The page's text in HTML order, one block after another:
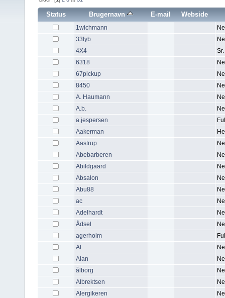
Status Brugernavn E-mail Webside
1wichmann
33lyb
4X4
6318
67pickup
8450
A. Haumann
A.b.
a.jespersen
Aakerman
Aastrup
Abebarberen
Abildgaard
Absalon
Abu88
ac
Adelhardt
Ådsel
agerholm
Al
Alan
ålborg
Albrektsen
Alergikeren